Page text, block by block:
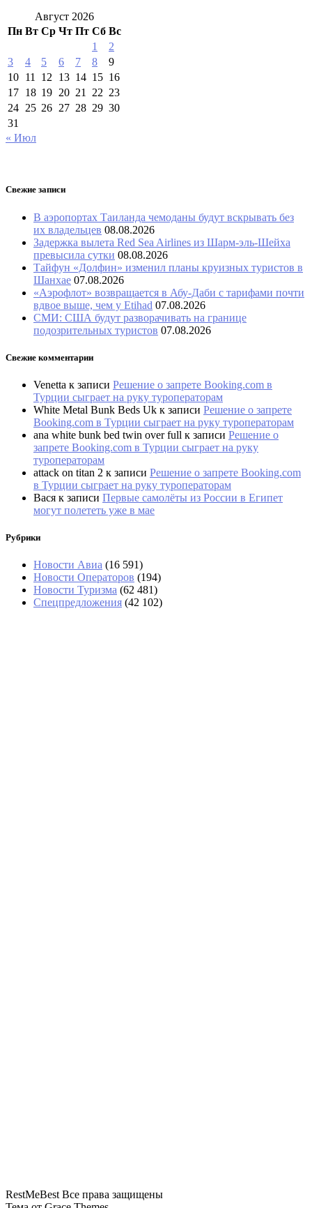
Август 2026
Пн Вт Ср Чт Пт Сб Вс
1
2
3
4 5 6 7 8
9
10 11 12 13 14 15 16
17 18 19 20 21 22 23
24 25 26 27 28 29 30
31
« Июл
Свежие записи
В аэропортах Таиланда чемоданы будут вскрывать без
их владельцев 08.08.2026
Задержка вылета Red Sea Airlines из Шарм-эль-Шейха
превысила сутки 08.08.2026
Тайфун «Долфин» изменил планы круизных туристов в
Шанхае 07.08.2026
«Аэрофлот» возвращается в Абу-Даби с тарифами почти
вдвое выше, чем у Etihad 07.08.2026
СМИ: США будут разворачивать на границе
подозрительных туристов 07.08.2026
Свежие комментарии
Venetta к записи Решение о запрете Booking.com в
Турции сыграет на руку туроператорам
White Metal Bunk Beds Uk к записи Решение о запрете
Booking.com в Турции сыграет на руку туроператорам
ana white bunk bed twin over full к записи Решение о
запрете Booking.com в Турции сыграет на руку
туроператорам
attack on titan 2 к записи Решение о запрете Booking.com
в Турции сыграет на руку туроператорам
Вася к записи Первые самолёты из России в Египет
могут полететь уже в мае
Рубрики
Новости Авиа (16 591)
Новости Операторов (194)
Новости Туризма (62 481)
Спецпредложения (42 102)
RestMeBest Все права защищены